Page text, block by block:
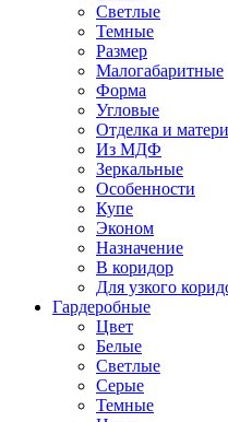
Светлые
Темные
Размер
Малогабаритные
Форма
Угловые
Отделка и
Из МДФ
Зеркальные
Особенности
Купе
Эконом
Назначение
В коридор
Для узкого
Гардеробные
Цвет
Белые
Светлые
Серые
Темные